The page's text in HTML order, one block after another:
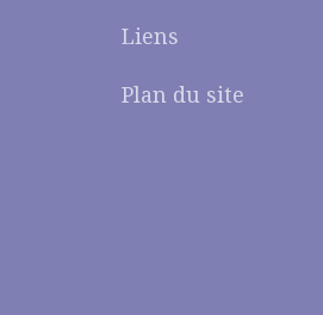
Liens
Plan du site